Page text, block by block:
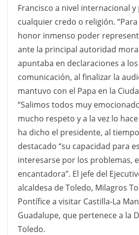
Francisco a nivel internacional
cualquier credo o religión.
honor inmenso poder
ante la principal autoridad
apuntaba en declaraciones a
comunicación, al finalizar la
mantuvo con el Papa en la
“Salimos todos muy
mucho respeto y a la vez lo
ha dicho el presidente, al
destacado “su capacidad para
interesarse por los problemas,
encantadora”. El jefe del
alcaldesa de Toledo, Milagros
Pontífice a visitar Castilla-La
Guadalupe, que pertenece a la
Toledo.